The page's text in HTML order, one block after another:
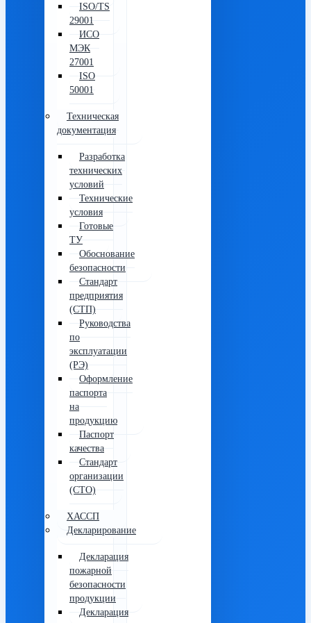
ISO/TS
29001
ИСО
МЭК
27001
ISO
50001
Техническая
документация
Разработка
технических
условий
Технические
условия
Готовые
ТУ
Обоснование
безопасности
Стандарт
предприятия
(СТП)
Руководства
по
эксплуатации
(РЭ)
Оформление
паспорта
на
продукцию
Паспорт
качества
Стандарт
организации
(СТО)
ХАССП
Декларирование
Декларация
пожарной
безопасности
продукции
Декларация